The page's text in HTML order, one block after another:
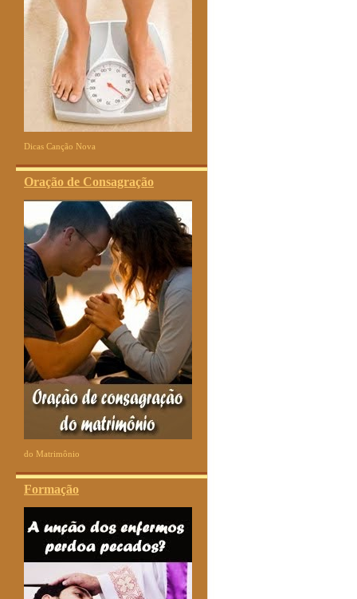
Dicas Canção Nova
Oração de Consagração
do Matrimônio
Formação